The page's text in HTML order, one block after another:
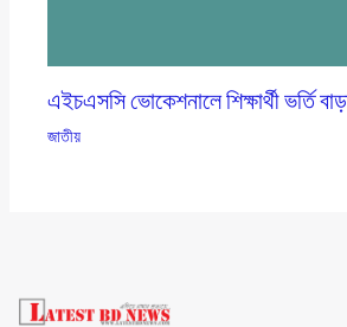
এইচএসসি ভোকেশনালে শিক্ষার্থী ভর্তি
জাতীয়